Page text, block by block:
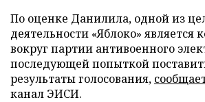
По оценке Данилила, одной из
деятельности «Яблоко» является
вокруг партии антивоенного
последующей попыткой
результаты голосования,
канал ЭИСИ.